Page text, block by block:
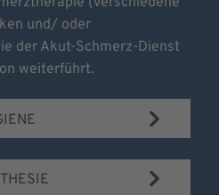
und/ oder
der Akut-Schmerz-Dienst
weiterführt.